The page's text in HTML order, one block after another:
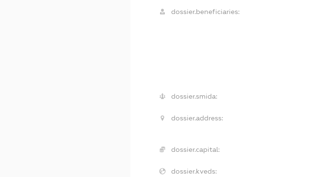
dossier.beneficiaries:
dossier.smida:
dossier.address:
dossier.capital:
dossier.kveds: